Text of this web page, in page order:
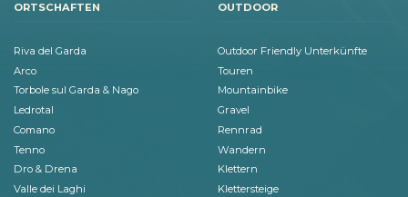
ORTSCHAFTEN
Riva del Garda
Arco
Torbole sul Garda & Nago
Ledrotal
Comano
Tenno
Dro & Drena
Valle dei Laghi
OUTDOOR
Outdoor Friendly Unterkünfte
Touren
Mountainbike
Gravel
Rennrad
Wandern
Klettern
Klettersteige